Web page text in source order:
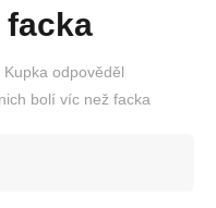
facka
Kupka odpověděl
bolí víc než facka